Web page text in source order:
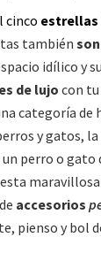
cinco estrellas
también
idílico y
de lujo con tu
categoría de
y gatos, la
perro o gato
accesorios
pienso y bol